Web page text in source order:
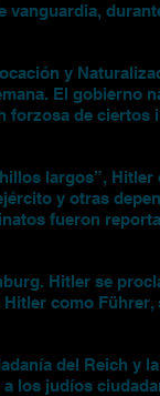
y
El gobierno
forzosa de
largos”,
y otras
fueron
Hitler se
como
del Reich y
los judíos